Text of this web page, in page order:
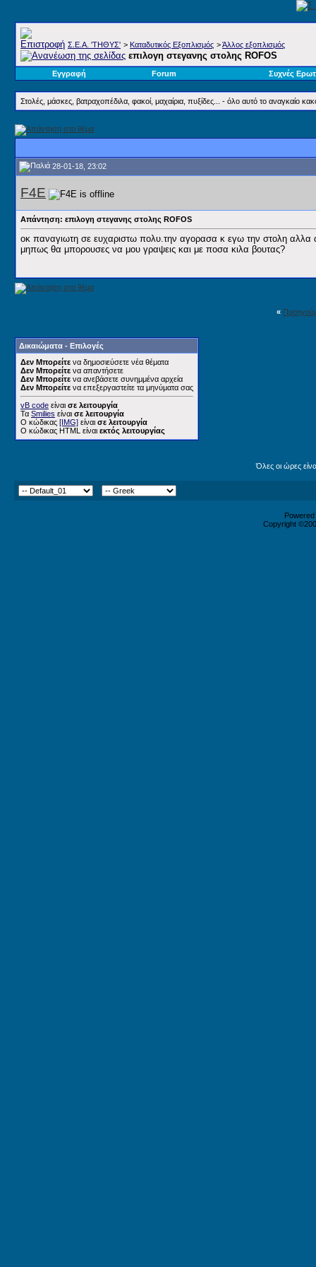
Σ.E.A. 'ΤΗΘΥΣ' > Καταδυτικός Εξοπλισμός >Άλλος εξοπλισμός
επιλογη στεγανης στολης ROFOS
Εγγραφή Forum Συχνές
Στολές, μάσκες, βατραχοπέδιλα, φακοί, μαχαίρια, πυξίδες... - όλο αυτό το αναγκαίο
28-01-18, 23:02
F4E
Απάντηση: επιλογη στεγανης στολης ROFOS
οκ παναγιωτη σε ευχαριστω πολυ.την αγορασα κ εγω την στολη
μηπως θα μπορουσες να μου γραψεις και με ποσα κιλα βουτας?
«
Δικαιώματα - Επιλογές
Δεν Μπορείτε να δημοσιεύσετε νέα θέματα
Δεν Μπορείτε να απαντήσετε
Δεν Μπορείτε να ανεβάσετε συνημμένα αρχεία
Δεν Μπορείτε να επεξεργαστείτε τα μηνύματα σας
vB code είναι σε λειτουργία
Τα Smilies είναι σε λειτουργία
Ο κώδικας [IMG] είναι σε λειτουργία
Ο κώδικας HTML είναι εκτός λειτουργίας
Όλες οι ώρες
Copyright